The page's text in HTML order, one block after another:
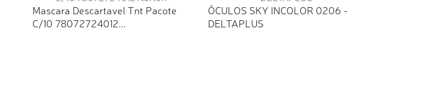
Mascara Descartavel Tnt Pacote
C/10 78072724012...
ÔCULOS SKY INCOLOR 0206 -
DELTAPLUS